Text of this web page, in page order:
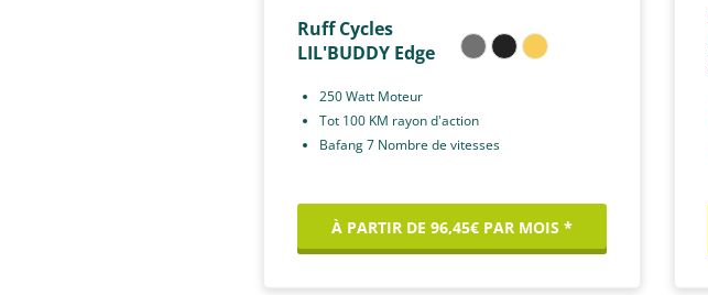
Ruff Cycles
LIL'BUDDY Edge
250 Watt Moteur
Tot 100 KM rayon d'action
Bafang 7 Nombre de vitesses
À PARTIR DE 96,45€ PAR MOIS *